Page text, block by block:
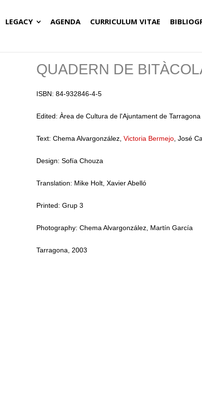
LEGACY AGENDA CURRICULUM VITAE
QUADERN DE
ISBN: 84-932846-4-5
Edited: Àrea de Cultura de l'Ajuntament de Tarragona
Text: Chema Alvargonzález, Victoria Bermejo, José
Design: Sofía Chouza
Translation: Mike Holt, Xavier Abelló
Printed: Grup 3
Photography: Chema Alvargonzález, Martín García
Tarragona, 2003